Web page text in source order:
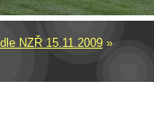
NZŘ 15.11.2009 »